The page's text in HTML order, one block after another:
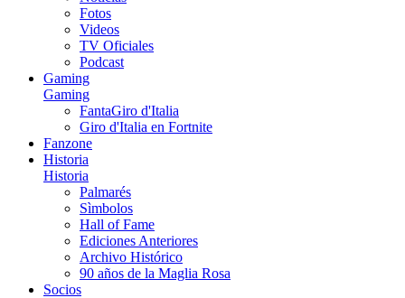
Fotos
Videos
TV Oficiales
Podcast
Gaming
Gaming
FantaGiro d'Italia
Giro d'Italia en Fortnite
Fanzone
Historia
Historia
Palmarés
Sìmbolos
Hall of Fame
Ediciones Anteriores
Archivo Histórico
90 años de la Maglia Rosa
Socios